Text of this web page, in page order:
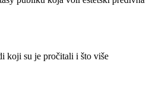
koji su je pročitali i što više